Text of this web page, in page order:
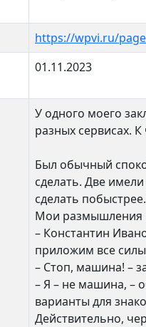
https://wpvi.ru/
01.11.2023
У одного моего
разных сервисах.
Был обычный
сделать. Две
сделать
Мои размышления
– Константин
приложим все
– Стоп, машина! –
– Я – не машина, –
варианты для
Действительно,